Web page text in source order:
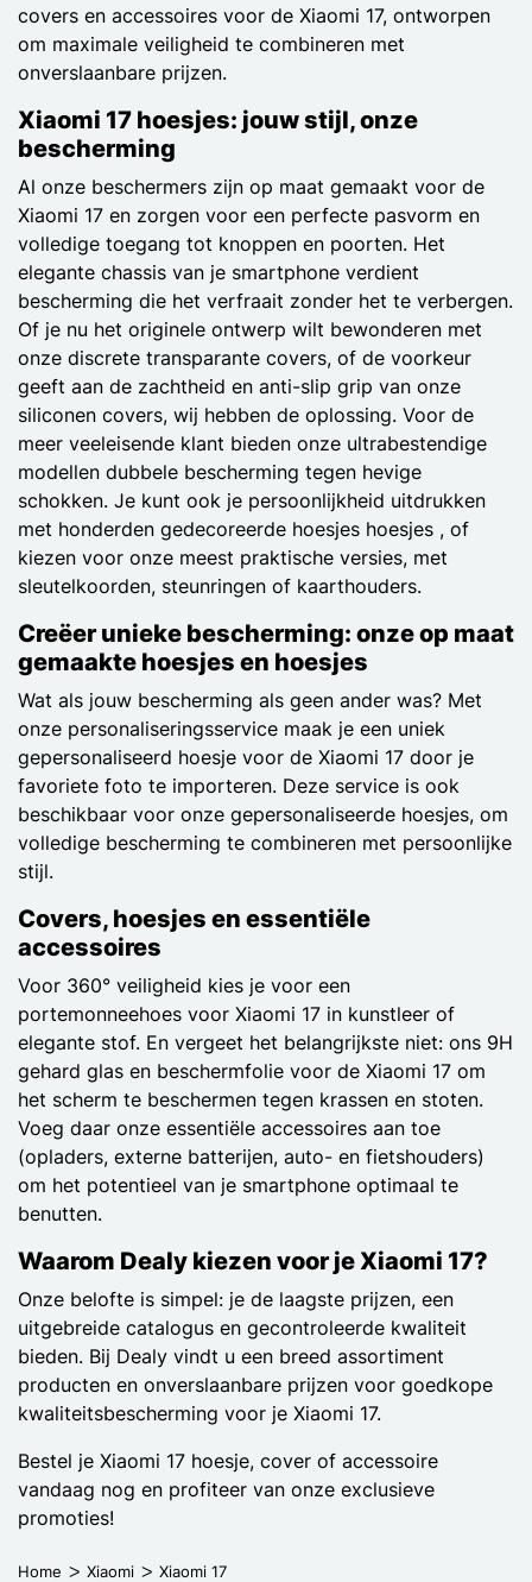
covers en accessoires voor de Xiaomi 17, ontworpen
om maximale veiligheid te combineren met
onverslaanbare prijzen.
Xiaomi 17 hoesjes: jouw stijl, onze
bescherming
Al onze beschermers zijn op maat gemaakt voor de
Xiaomi 17 en zorgen voor een perfecte pasvorm en
volledige toegang tot knoppen en poorten. Het
elegante chassis van je smartphone verdient
bescherming die het verfraait zonder het te verbergen.
Of je nu het originele ontwerp wilt bewonderen met
onze discrete transparante covers, of de voorkeur
geeft aan de zachtheid en anti-slip grip van onze
siliconen covers, wij hebben de oplossing. Voor de
meer veeleisende klant bieden onze ultrabestendige
modellen dubbele bescherming tegen hevige
schokken. Je kunt ook je persoonlijkheid uitdrukken
met honderden gedecoreerde hoesjes hoesjes , of
kiezen voor onze meest praktische versies, met
sleutelkoorden, steunringen of kaarthouders.
Creëer unieke bescherming: onze op maat
gemaakte hoesjes en hoesjes
Wat als jouw bescherming als geen ander was? Met
onze personaliseringsservice maak je een uniek
gepersonaliseerd hoesje voor de Xiaomi 17 door je
favoriete foto te importeren. Deze service is ook
beschikbaar voor onze gepersonaliseerde hoesjes, om
volledige bescherming te combineren met persoonlijke
stijl.
Covers, hoesjes en essentiële
accessoires
Voor 360° veiligheid kies je voor een
portemonneehoes voor Xiaomi 17 in kunstleer of
elegante stof. En vergeet het belangrijkste niet: ons 9H
gehard glas en beschermfolie voor de Xiaomi 17 om
het scherm te beschermen tegen krassen en stoten.
Voeg daar onze essentiële accessoires aan toe
(opladers, externe batterijen, auto- en fietshouders)
om het potentieel van je smartphone optimaal te
benutten.
Waarom Dealy kiezen voor je Xiaomi 17?
Onze belofte is simpel: je de laagste prijzen, een
uitgebreide catalogus en gecontroleerde kwaliteit
bieden. Bij Dealy vindt u een breed assortiment
producten en onverslaanbare prijzen voor goedkope
kwaliteitsbescherming voor je Xiaomi 17.
Bestel je Xiaomi 17 hoesje, cover of accessoire
vandaag nog en profiteer van onze exclusieve
promoties!
Home Xiaomi Xiaomi 17